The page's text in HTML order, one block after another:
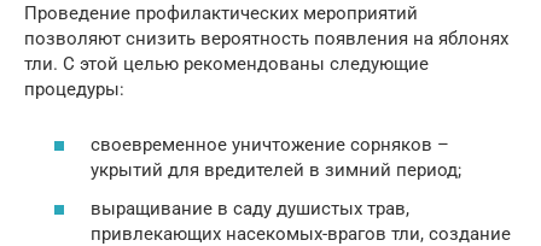
Проведение профилактических мероприятий
позволяют снизить вероятность появления на яблонях
тли. С этой целью рекомендованы следующие
процедуры:
своевременное уничтожение сорняков –
укрытий для вредителей в зимний период;
выращивание в саду душистых трав,
привлекающих насекомых-врагов тли, создание